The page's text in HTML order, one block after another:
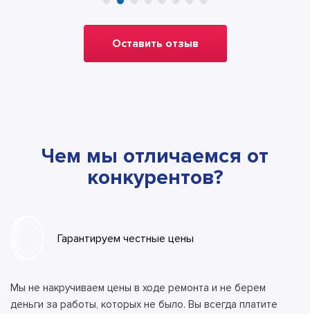
Оставить отзыв
Чем мы отличаемся от
конкурентов?
Гарантируем честные цены
Мы не накручиваем цены в ходе ремонта и не берем
деньги за работы, которых не было. Вы всегда платите